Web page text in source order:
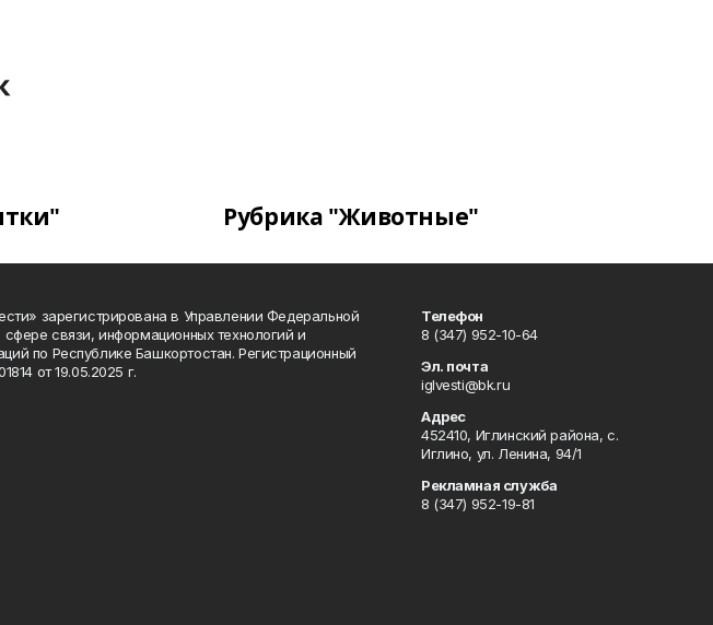
Рубрика "Животные"
зарегистрирована в Управлении Федеральной
связи, информационных технологий и
по Республике Башкортостан. Регистрационный
от 19.05.2025 г.
Телефон
8 (347) 952-10-64
Эл. почта
iglvesti@bk.ru
Адрес
452410, Иглинский района, с.
Иглино, ул. Ленина, 94/1
Рекламная служба
8 (347) 952-19-81